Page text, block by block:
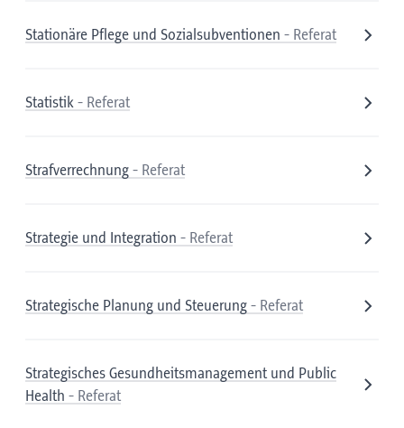
Stationäre Pflege und Sozialsubventionen - Referat
Statistik - Referat
Strafverrechnung - Referat
Strategie und Integration - Referat
Strategische Planung und Steuerung - Referat
Strategisches Gesundheitsmanagement und Public
Health - Referat